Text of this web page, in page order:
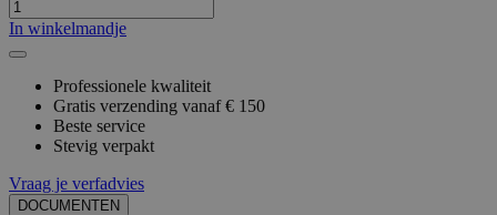
In winkelmandje
Professionele kwaliteit
Gratis verzending vanaf € 150
Beste service
Stevig verpakt
Vraag je verfadvies
DOCUMENTEN